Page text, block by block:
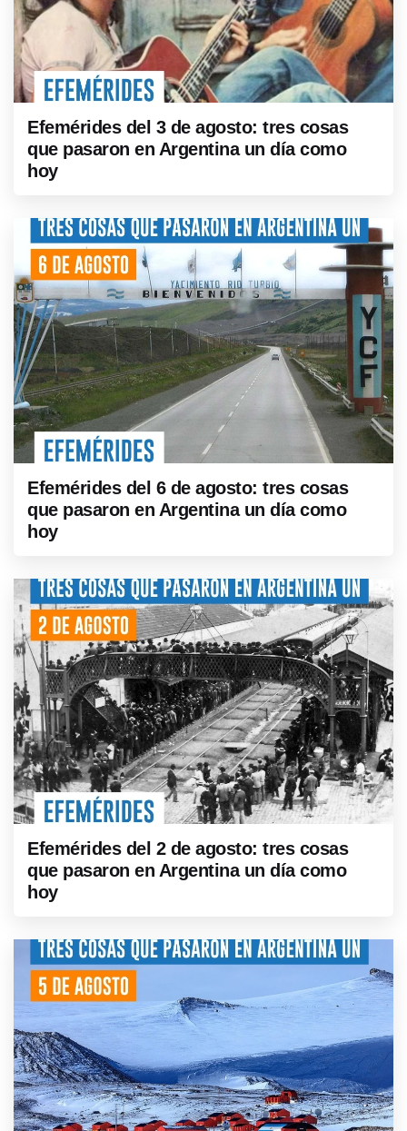
Efemérides del 3 de agosto: tres cosas
que pasaron en Argentina un día como
hoy
Efemérides del 6 de agosto: tres cosas
que pasaron en Argentina un día como
hoy
Efemérides del 2 de agosto: tres cosas
que pasaron en Argentina un día como
hoy